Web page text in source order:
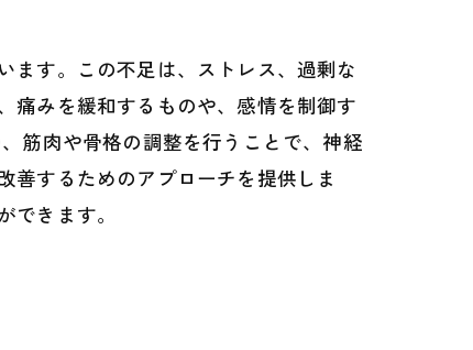
ます。この不足は、ストレス、過剰な
痛みを緩和するものや、感情を制御す
筋肉や骨格の調整を行うことで、神経
善するためのアプローチを提供しま
きます。